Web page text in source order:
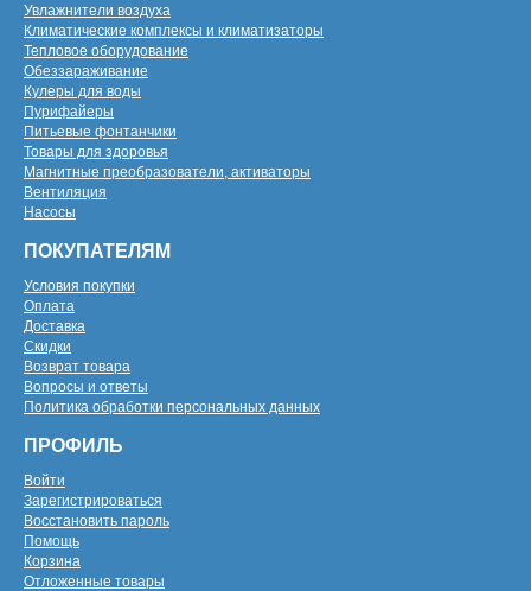
Увлажнители воздуха
Климатические комплексы и климатизаторы
Тепловое оборудование
Обеззараживание
Кулеры для воды
Пурифайеры
Питьевые фонтанчики
Товары для здоровья
Магнитные преобразователи, активаторы
Вентиляция
Насосы
ПОКУПАТЕЛЯМ
Условия покупки
Оплата
Доставка
Скидки
Возврат товара
Вопросы и ответы
Политика обработки персональных данных
ПРОФИЛЬ
Войти
Зарегистрироваться
Восстановить пароль
Помощь
Корзина
Отложенные товары